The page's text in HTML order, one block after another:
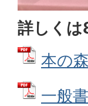
詳しくは
本の
一般